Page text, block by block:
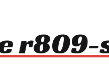
r809-